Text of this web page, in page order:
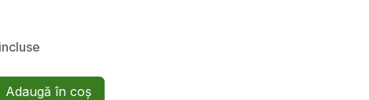
Adaugă în coș